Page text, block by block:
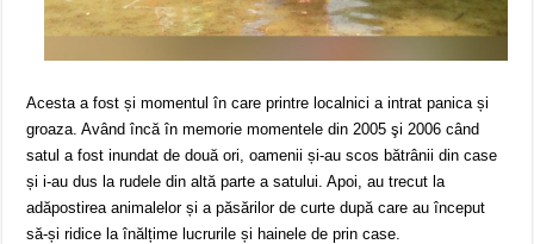
Acesta a fost și momentul în care printre localnici a intrat panica și
groaza. Având încă în memorie momentele din 2005 şi 2006 când
satul a fost inundat de două ori, oamenii și-au scos bătrânii din case
și i-au dus la rudele din altă parte a satului. Apoi, au trecut la
adăpostirea animalelor și a păsărilor de curte după care au început
să-și ridice la înălțime lucrurile și hainele de prin case.